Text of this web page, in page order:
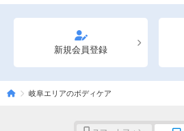
新規会員登録
岐阜エリアのボディケア